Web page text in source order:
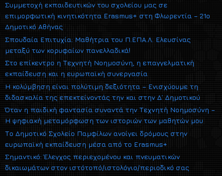
Συμμετοχή εκπαιδευτικών του σχολείου μας σε
επιμορφωτική κινητικότητα Erasmus+ στη Φλωρεντία – 21ο
Δημοτικό Αθήνας
Σπουδαία Επιτυχία: Μαθήτρια του Π.ΕΠΑ.Λ. Ελευσίνας
μεταξύ των κορυφαίων πανελλαδικά!
Στο επίκεντρο η Τεχνητή Νοημοσύνη, η επαγγελματική
εκπαίδευση και η ευρωπαϊκή συνεργασία
Η κολύμβηση είναι πολύτιμη δεξιότητα – Ενισχύουμε τη
διδασκαλία της επεκτείνοντάς την και στην Δ΄ Δημοτικού
Όταν η παιδική φαντασία συναντά την Τεχνητή Νοημοσύνη –
Η ψηφιακή μεταμόρφωση των ιστοριών των μαθητών μου
Το Δημοτικό Σχολείο Παμφίλων ανοίγει δρόμους στην
ευρωπαϊκή εκπαίδευση μέσα από το Erasmus+
Σημαντικό: Έλεγχος περιεχομένου και πνευματικών
δικαιωμάτων στον ιστότοπό/ιστολόγιο/περιοδικό σας